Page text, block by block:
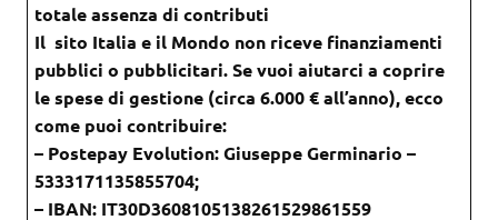
totale assenza di contributi
Il sito Italia e il Mondo non riceve finanziamenti
pubblici o pubblicitari. Se vuoi aiutarci a coprire
le spese di gestione (circa 6.000 € all’anno), ecco
come puoi contribuire:
– Postepay Evolution: Giuseppe Germinario –
5333171135855704;
– IBAN: IT30D3608105138261529861559